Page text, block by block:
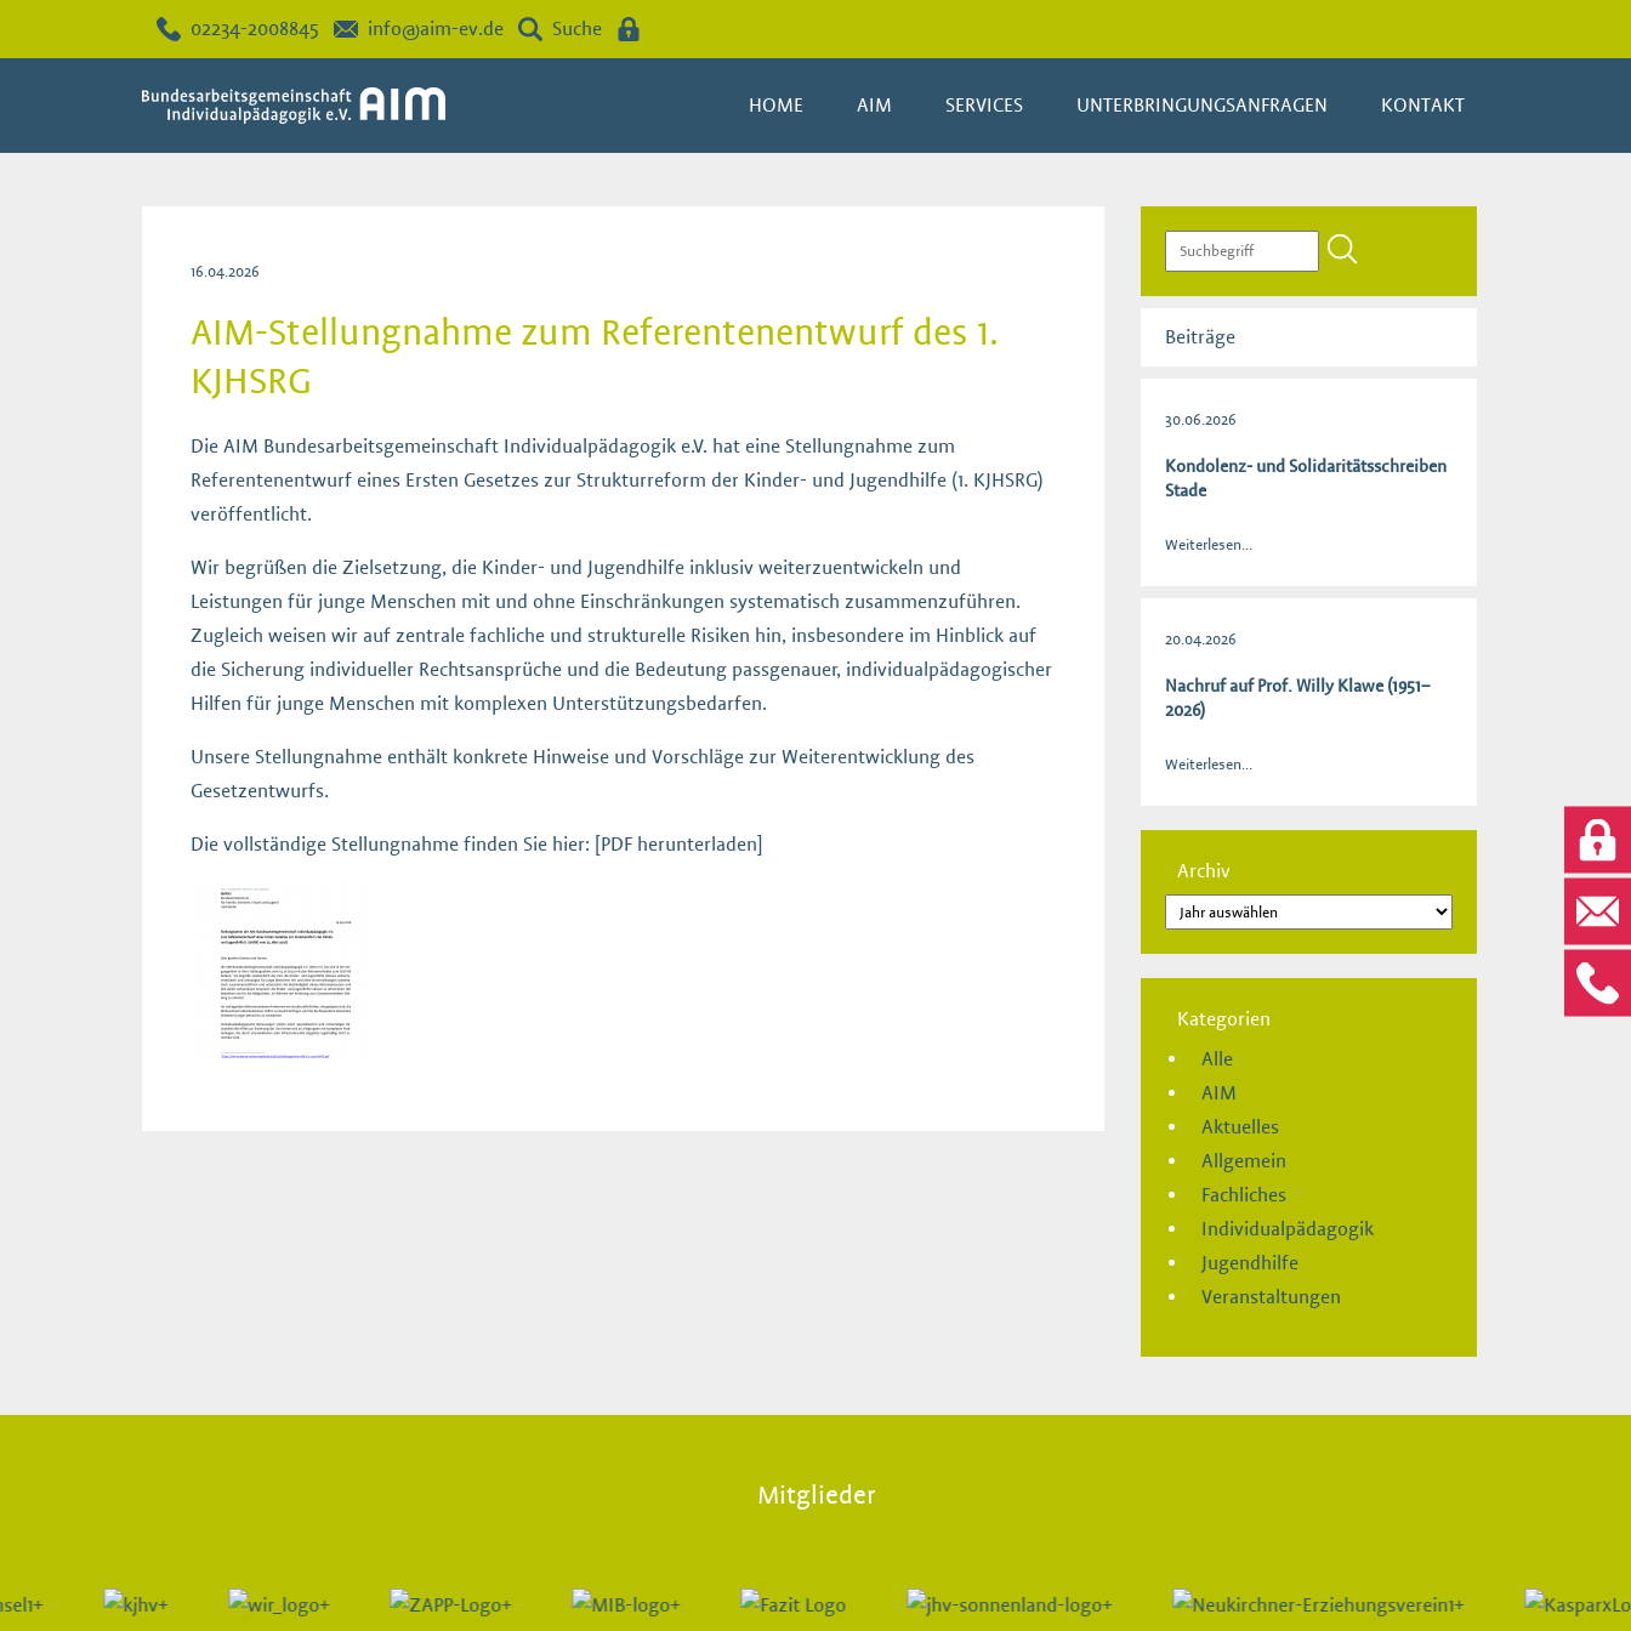
02234-2008845 info@aim-ev.de Suche
HOME AIM SERVICES UNTERBRINGUNGSANFRAGEN KONTAKT
16.04.2026
AIM-Stellungnahme zum Referentenentwurf des 1.
KJHSRG
Die AIM Bundesarbeitsgemeinschaft Individualpädagogik e.V. hat eine Stellungnahme zum
Referentenentwurf eines Ersten Gesetzes zur Strukturreform der Kinder- und Jugendhilfe (1. KJHSRG)
veröffentlicht.
Wir begrüßen die Zielsetzung, die Kinder- und Jugendhilfe inklusiv weiterzuentwickeln und
Leistungen für junge Menschen mit und ohne Einschränkungen systematisch zusammenzuführen.
Zugleich weisen wir auf zentrale fachliche und strukturelle Risiken hin, insbesondere im Hinblick auf
die Sicherung individueller Rechtsansprüche und die Bedeutung passgenauer, individualpädagogischer
Hilfen für junge Menschen mit komplexen Unterstützungsbedarfen.
Unsere Stellungnahme enthält konkrete Hinweise und Vorschläge zur Weiterentwicklung des
Gesetzentwurfs.
Die vollständige Stellungnahme finden Sie hier: [PDF herunterladen]
Beiträge
30.06.2026
Kondolenz- und Solidaritätsschreiben
Stade
Weiterlesen...
20.04.2026
Nachruf auf Prof. Willy Klawe (1951–
2026)
Weiterlesen...
Archiv
Kategorien
Alle
AIM
Aktuelles
Allgemein
Fachliches
Individualpädagogik
Jugendhilfe
Veranstaltungen
Mitglieder